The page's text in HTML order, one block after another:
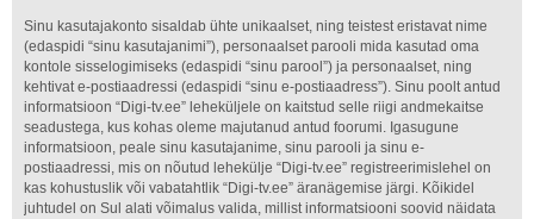
Sinu kasutajakonto sisaldab ühte unikaalset, ning teistest eristavat nime
(edaspidi “sinu kasutajanimi”), personaalset parooli mida kasutad oma
kontole sisselogimiseks (edaspidi “sinu parool”) ja personaalset, ning
kehtivat e-postiaadressi (edaspidi “sinu e-postiaadress”). Sinu poolt antud
informatsioon “Digi-tv.ee” leheküljele on kaitstud selle riigi andmekaitse
seadustega, kus kohas oleme majutanud antud foorumi. Igasugune
informatsioon, peale sinu kasutajanime, sinu parooli ja sinu e-
postiaadressi, mis on nõutud lehekülje “Digi-tv.ee” registreerimislehel on
kas kohustuslik või vabatahtlik “Digi-tv.ee” äranägemise järgi. Kõikidel
juhtudel on Sul alati võimalus valida, millist informatsiooni soovid näidata